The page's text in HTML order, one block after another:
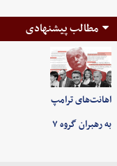
مطالب پیشنهادی
اهانت‌های ترامپ
به رهبران گروه ۷